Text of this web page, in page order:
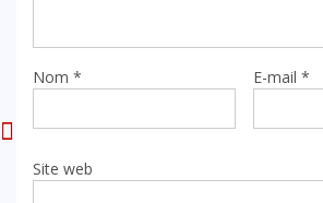
Nom * E-mail *
Site web